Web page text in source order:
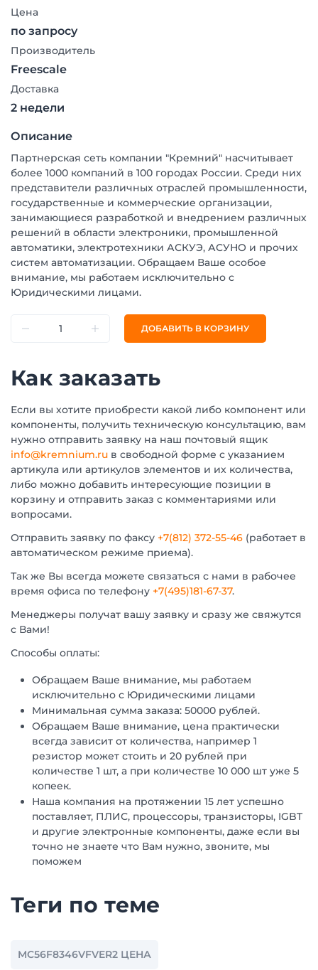
Цена
по запросу
Производитель
Freescale
Доставка
2 недели
Описание
Партнерская сеть компании "Кремний" насчитывает
более 1000 компаний в 100 городах России. Среди них
представители различных отраслей промышленности,
государственные и коммерческие организации,
занимающиеся разработкой и внедрением различных
решений в области электроники, промышленной
автоматики, электротехники АСКУЭ, АСУНО и прочих
систем автоматизации. Обращаем Ваше особое
внимание, мы работаем исключительно с
Юридическими лицами.
ДОБАВИТЬ В КОРЗИНУ
Как заказать
Если вы хотите приобрести какой либо компонент или
компоненты, получить техническую консультацию, вам
нужно отправить заявку на наш почтовый ящик
info@kremnium.ru в свободной форме с указанием
артикула или артикулов элементов и их количества,
либо можно добавить интересующие позиции в
корзину и отправить заказ с комментариями или
вопросами.
Отправить заявку по факсу +7(812) 372-55-46 (работает в
автоматическом режиме приема).
Так же Вы всегда можете связаться с нами в рабочее
время офиса по телефону +7(495)181-67-37.
Менеджеры получат вашу заявку и сразу же свяжутся
с Вами!
Способы оплаты:
Обращаем Ваше внимание, мы работаем
исключительно с Юридическими лицами
Минимальная сумма заказа: 50000 рублей.
Обращаем Ваше внимание, цена практически
всегда зависит от количества, например 1
резистор может стоить и 20 рублей при
количестве 1 шт, а при количестве 10 000 шт уже 5
копеек.
Наша компания на протяжении 15 лет успешно
поставляет, ПЛИС, процессоры, транзисторы, IGBT
и другие электронные компоненты, даже если вы
точно не знаете что Вам нужно, звоните, мы
поможем
Теги по теме
MC56F8346VFVER2 ЦЕНА